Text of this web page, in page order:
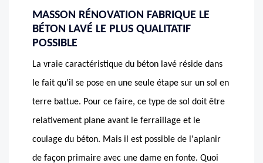
MASSON RÉNOVATION FABRIQUE LE
BÉTON LAVÉ LE PLUS QUALITATIF
POSSIBLE
La vraie caractéristique du béton lavé réside dans
le fait qu’il se pose en une seule étape sur un sol en
terre battue. Pour ce faire, ce type de sol doit être
relativement plane avant le ferraillage et le
coulage du béton. Mais il est possible de l'aplanir
de façon primaire avec une dame en fonte. Quoi